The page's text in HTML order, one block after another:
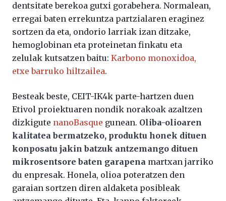
dentsitate berekoa gutxi gorabehera. Normalean,
erregai baten errekuntza partzialaren eraginez
sortzen da eta, ondorio larriak izan ditzake,
hemoglobinan eta proteinetan finkatu eta
zelulak kutsatzen baitu: Karbono monoxidoa,
etxe barruko hiltzailea.
Besteak beste, CEIT-IK4k parte-hartzen duen
Etivol proiektuaren nondik norakoak azaltzen
dizkigute nanoBasque gunean. Oliba-olioaren
kalitatea bermatzeko, produktu honek dituen
konposatu jakin batzuk antzemango dituen
mikrosentsore baten garapena martxan jarriko
du enpresak. Honela, olioa poteratzen den
garaian sortzen diren aldaketa posibleak